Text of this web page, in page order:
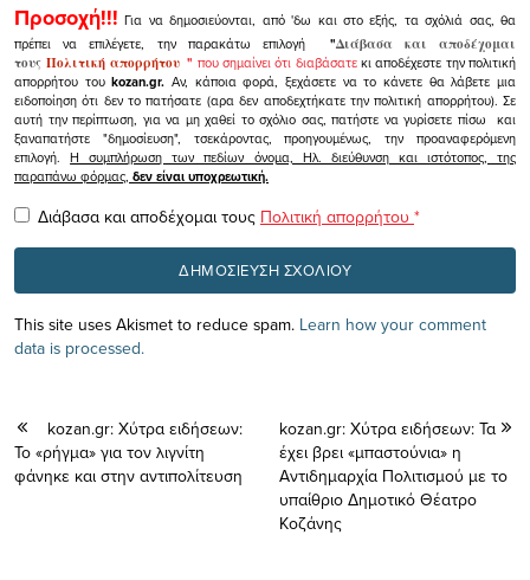
Προσοχή!!! Για να δημοσιεύονται, από 'δω και στο εξής, τα σχόλιά σας, θα
πρέπει να επιλέγετε, την παρακάτω επιλογή
"Διάβασα και αποδέχομαι
τουςΠολιτική απορρήτου" που σημαίνει ότι διαβάσατεκι αποδέχεστε την πολιτική
απορρήτου τουkozan.gr. Αν, κάποια φορά, ξεχάσετε να το κάνετε θα λάβετε μια
ειδοποίηση ότι δεν το πατήσατε (αρα δεν αποδεχτήκατε την πολιτική απορρήτου). Σε
αυτή την περίπτωση, για να μη χαθεί το σχόλιο σας, πατήστε να γυρίσετε πίσω και
ξαναπατήστε "δημοσίευση", τσεκάροντας, προηγουμένως, την προαναφερόμενη
επιλογή.Η συμπλήρωση των πεδίων όνομα, Ηλ. διεύθυνση και ιστότοπος, της
παραπάνω φόρμας, δεν είναι υποχρεωτική.
Διάβασα και αποδέχομαι τους Πολιτική απορρήτου *
This site uses Akismet to reduce spam. Learn how your comment
data is processed.
kozan.gr: Χύτρα ειδήσεων:
Το «ρήγμα» για τον λιγνίτη
φάνηκε και στην αντιπολίτευση
kozan.gr: Χύτρα ειδήσεων: Τα
έχει βρει «μπαστούνια» η
Αντιδημαρχία Πολιτισμού με το
υπαίθριο Δημοτικό Θέατρο
Κοζάνης